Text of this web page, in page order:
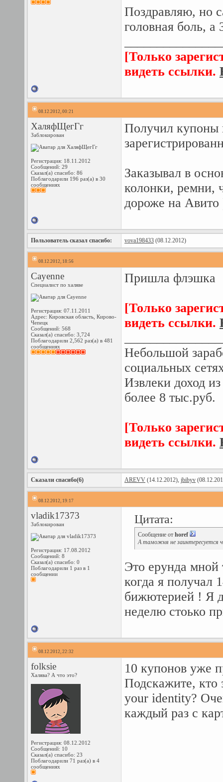
Поздравляю, но
головная боль,
[Только
видеть ссылки.
08.12.2012, 00:21
ХаляфЩегГг
Заблокирован
Регистрация: 18.11.2012
Сообщений: 29
Сказал(а) спасибо: 86
Поблагодарили 196 раз(а) в 30
сообщениях
Получил купоны
Заказывал в
колонки, ремни,
дороже на Авито
Пользователь сказал cпасибо: vova198433 (08.12.2012)
08.12.2012, 18:56
Cayenne
Специалист по халяве
Регистрация: 07.11.2011
Адрес: Кировская область, Кирово-
Чепецк
Сообщений: 568
Сказал(а) спасибо: 3,724
Поблагодарили 2,562 раз(а) в 481
сообщениях
Пришла флэшка
[Только
видеть ссылки.
Небольшой
социальных
Извлеки доход
более 8 тыс.руб.
[Только
видеть ссылки.
Сказали спасибо(6) AREVV (14.12.2012), jbibyv
08.12.2012, 19:17
vladik17373
Заблокирован
Регистрация: 17.08.2012
Сообщений: 8
Сказал(а) спасибо: 0
Поблагодарили 1 раз в 1
сообщении
Цитата:
Сообщение от horef
А таможня не заинтересуется
Это ерунда мной
когда я получал
бижютерией ! Я
неделю стоько
08.12.2012, 22:32
folksie
Халява? А что это?
Регистрация: 08.12.2012
Сообщений: 10
Сказал(а) спасибо: 23
Поблагодарили 71 раз(а) в 4
сообщениях
10 купонов уже
Подскажите, кто
your identity?
каждый раз с